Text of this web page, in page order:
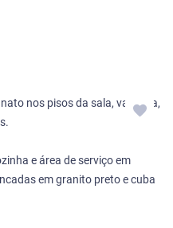
nos pisos da sala, varanda,
e área de serviço em
em granito preto e cuba